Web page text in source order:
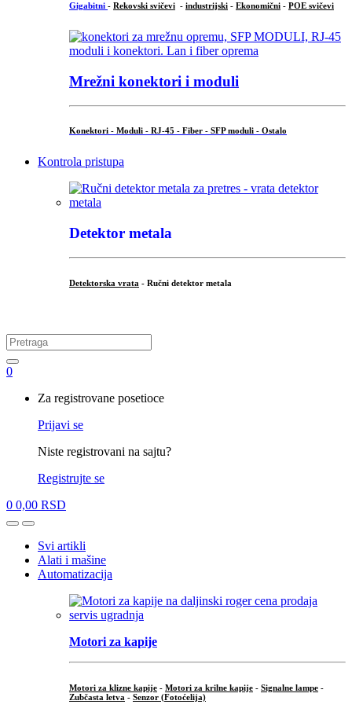
Gigabitni - Rekovski svičevi - industrijski - Ekonomični - POE svičevi
Mrežni konektori i moduli
Konektori - Moduli - RJ-45 - Fiber - SFP moduli - Ostalo
Kontrola pristupa
Detektor metala
Detektorska vrata - Ručni detektor metala
Search
for:
0
Za registrovane posetioce
Prijavi se
Niste registrovani na sajtu?
Registrujte se
0 0,00 RSD
OpenClose
Svi artikli
Alati i mašine
Automatizacija
Motori za kapije
Motori za klizne kapije - Motori za krilne kapije - Signalne lampe -
Zubčasta letva - Senzor (Fotoćelija)